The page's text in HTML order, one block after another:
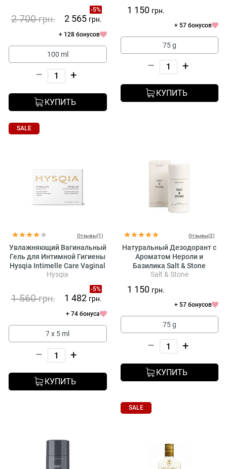
-5%
2 700грн. 2 565 грн.
+ 128 бонусов
100 ml
– +
КУПИТЬ
1 150 грн.
+ 57 бонусов
75 g
– +
КУПИТЬ
SALE
Отзывы(1)
​Увлажняющий Вагинальный
Гель для Интимной Гигиены
Hysqia ​Intimelle Care Vaginal
Gel
Hysqia
-5%
1 560грн. 1 482 грн.
+ 74 бонуса
7 х 5 ml
– +
КУПИТЬ
Отзывы(2)
Натуральный Дезодорант с
Ароматом Нероли и
Базилика Salt & Stone
Natural Deodorant Neroli &
Salt & Stone
1 150 грн.
+ 57 бонусов
75 g
– +
КУПИТЬ
SALE